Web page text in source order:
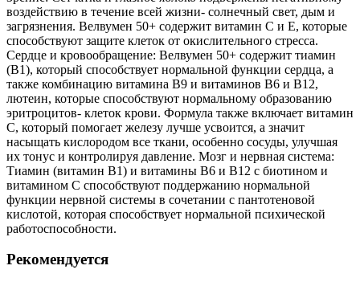
воздействию в течение всей жизни- солнечный свет, дым и
загрязнения. Велвумен 50+ содержит витамин С и Е, которые
способствуют защите клеток от окислительного стресса.
Сердце и кровообращение: Велвумен 50+ содержит тиамин
(B1), который способствует нормальной функции сердца, а
также комбинацию витамина В9 и витаминов B6 и B12,
лютеин, которые способствуют нормальному образованию
эритроцитов- клеток крови. Формула также включает витамин
С, который помогает железу лучше усвоится, а значит
насыщать кислородом все ткани, особенно сосуды, улучшая
их тонус и контролируя давление. Мозг и нервная система:
Тиамин (витамин В1) и витамины В6 и В12 с биотином и
витамином С способствуют поддержанию нормальной
функции нервной системы в сочетании с пантотеновой
кислотой, которая способствует нормальной психической
работоспособности.
Рекомендуется